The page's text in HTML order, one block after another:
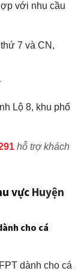
với nhu cầu
7 và CN,
Lộ 8, khu phố
hỗ trợ khách
vực Huyện
cho cá
dành cho cá